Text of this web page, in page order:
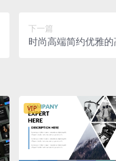
下一篇
时尚高端简约优雅
VIP